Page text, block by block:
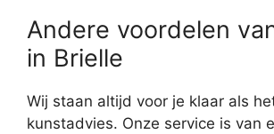
Andere voordelen
in Brielle
Wij staan altijd voor je klaar als
kunstadvies. Onze service is van